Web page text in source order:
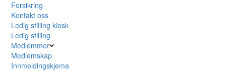
Forsikring
Kontakt oss
Ledig stilling kiosk
Ledig stilling
Medlemmer
Medlemskap
Innmeldingskjema